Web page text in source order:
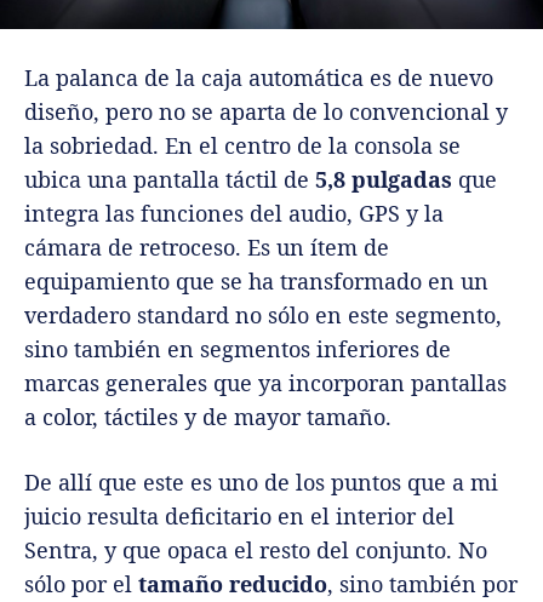
La palanca de la caja automática es de nuevo
diseño, pero no se aparta de lo convencional y
la sobriedad. En el centro de la consola se
ubica una pantalla táctil de 5,8 pulgadas que
integra las funciones del audio, GPS y la
cámara de retroceso. Es un ítem de
equipamiento que se ha transformado en un
verdadero standard no sólo en este segmento,
sino también en segmentos inferiores de
marcas generales que ya incorporan pantallas
a color, táctiles y de mayor tamaño.
De allí que este es uno de los puntos que a mi
juicio resulta deficitario en el interior del
Sentra, y que opaca el resto del conjunto. No
sólo por el tamaño reducido, sino también por